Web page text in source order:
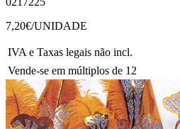
7,20€/UNIDADE
IVA e Taxas legais não incl.
Vende-se em múltiplos de 12